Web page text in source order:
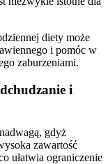
diety może
i pomóc w
zaburzeniami.
i
gdyż
zawartość
ułatwia ograniczenie